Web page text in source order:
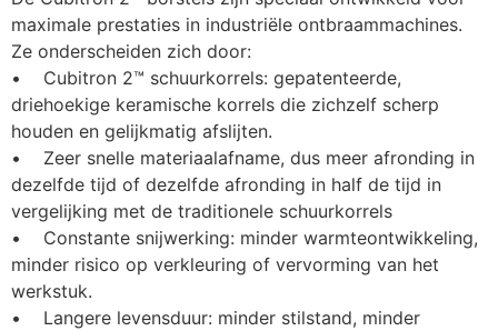
maximale prestaties in industriële ontbraammachines.
Ze onderscheiden zich door:
•    Cubitron 2™ schuurkorrels: gepatenteerde,
driehoekige keramische korrels die zichzelf scherp
houden en gelijkmatig afslijten.
•    Zeer snelle materiaalafname, dus meer afronding in
dezelfde tijd of dezelfde afronding in half de tijd in
vergelijking met de traditionele schuurkorrels
•    Constante snijwerking: minder warmteontwikkeling,
minder risico op verkleuring of vervorming van het
werkstuk.
•    Langere levensduur: minder stilstand, minder